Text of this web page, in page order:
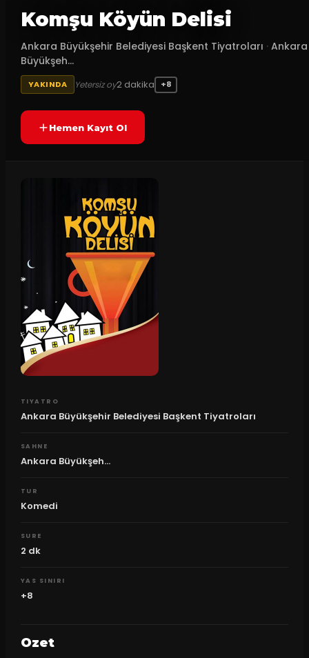
Komşu Köyün Delisi
Ankara Büyükşehir Belediyesi Başkent Tiyatroları · Ankara
Büyükşeh...
YAKINDA Yetersiz oy2 dakika +8
Hemen Kayıt Ol
TIYATRO
Ankara Büyükşehir Belediyesi Başkent Tiyatroları
SAHNE
Ankara Büyükşeh...
TUR
Komedi
SURE
2 dk
YAS SINIRI
+8
Ozet